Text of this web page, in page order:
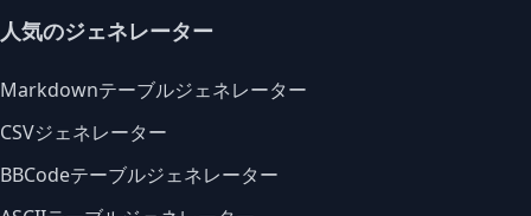
人気のジェネレーター
Markdownテーブルジェネレーター
CSVジェネレーター
BBCodeテーブルジェネレーター